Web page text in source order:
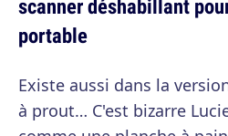
scanner déshabillant
portable
Existe aussi dans la
à prout… C'est bizarre